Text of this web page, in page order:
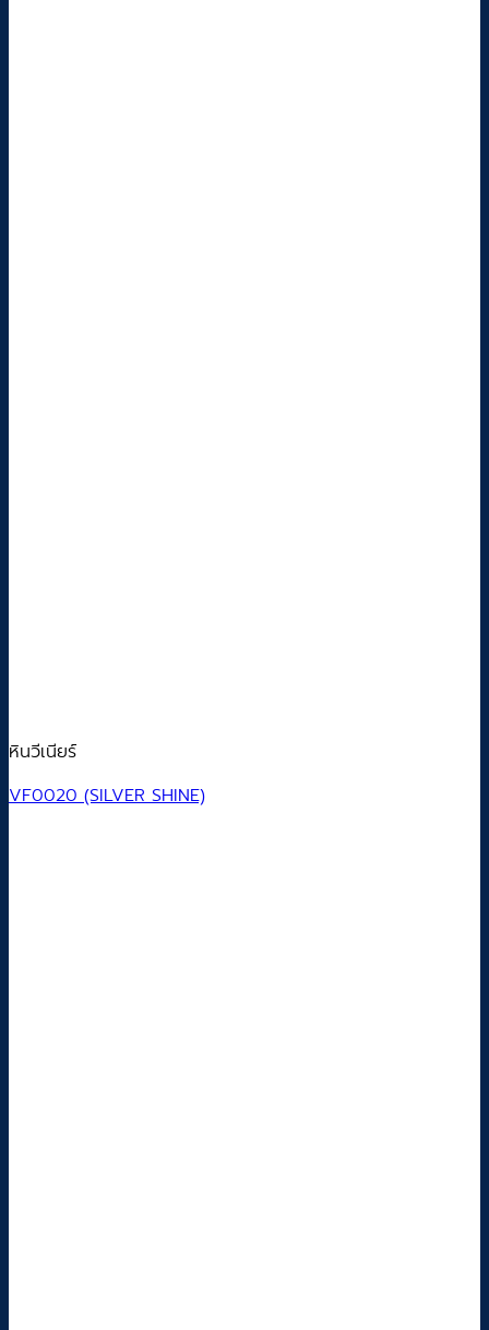
หินวีเนียร์
VF0020 (SILVER SHINE)